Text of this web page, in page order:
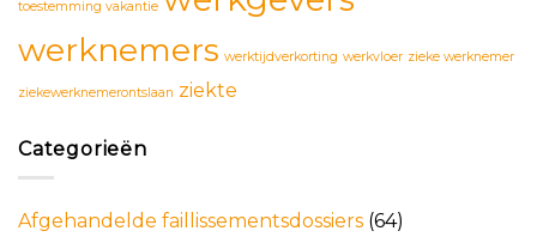
toestemming vakantie
werknemers werktijdverkorting werkvloer zieke werknemer
ziekewerknemerontslaan ziekte
Categorieën
Afgehandelde faillissementsdossiers (64)